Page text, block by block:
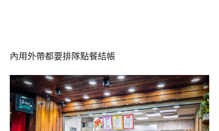
內用外帶都要排隊點餐結帳